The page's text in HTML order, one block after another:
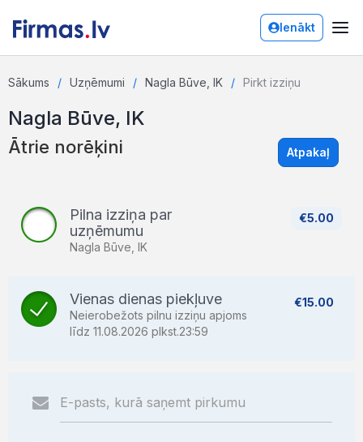
Ienākt
Sākums Uzņēmumi Nagla Būve, IK Pirkt izziņu
Nagla Būve, IK
Ātrie norēķini Atpakaļ
€5.00
Pilna izziņa par
uzņēmumu
Nagla Būve, IK
€15.00
Vienas dienas piekļuve
Neierobežots pilnu izziņu apjoms
līdz 11.08.2026 plkst.23:59